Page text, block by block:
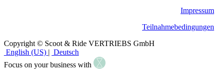
Impressum
Teilnahmebedingungen
Copyright © Scoot & Ride VERTRIEBS GmbH
English (US) | Deutsch
Focus on your business with